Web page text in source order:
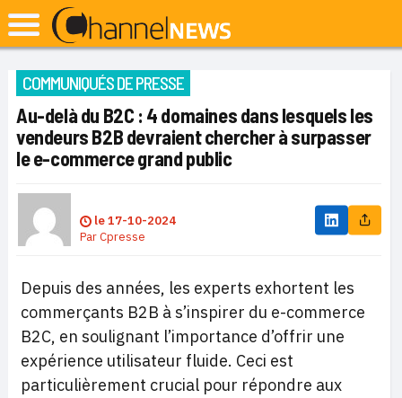
COMMUNIQUÉS DE PRESSE
Au-delà du B2C : 4 domaines dans lesquels les
vendeurs B2B devraient chercher à surpasser
le e-commerce grand public
le17-10-2024
ParCpresse
Depuis des années, les experts exhortent les
commerçants B2B à s’inspirer du e-commerce
B2C, en soulignant l’importance d’offrir une
expérience utilisateur fluide. Ceci est
particulièrement crucial pour répondre aux